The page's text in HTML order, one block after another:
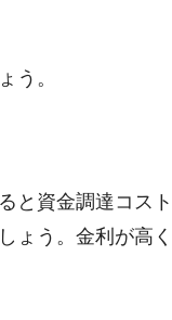
う。
と資金調達コスト
ょう。金利が高く